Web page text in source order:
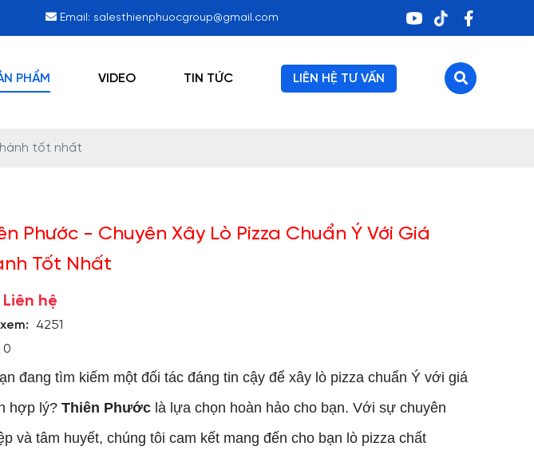
Email: salesthienphuocgroup@gmail.com
PHẨM VIDEO TIN TỨC LIÊN HỆ TƯ VẤN
tốt nhất
Phước - Chuyên Xây Lò Pizza Chuẩn Ý Với Giá
Tốt Nhất
Liên hệ
4251
0
đang tìm kiếm một đối tác đáng tin cậy để xây lò pizza chuẩn Ý với giá
hợp lý? Thiên Phướclà lựa chọn hoàn hảo cho bạn. Với sự chuyên
và tâm huyết, chúng tôi cam kết mang đến cho bạn lò pizza chất